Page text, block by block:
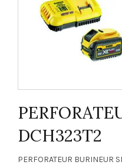
DCH323T2
PERFORATEUR BURINEUR